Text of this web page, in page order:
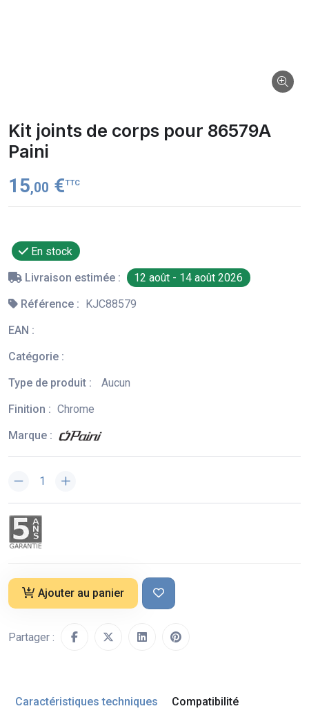
Kit joints de corps pour 86579A
Paini
15,00 €TTC
En stock
Livraison estimée :
12 août - 14 août 2026
Référence : KJC88579
EAN :
Catégorie :
Type de produit :
Aucun
Finition : Chrome
Marque :
Ajouter au panier
Partager :
Caractéristiques techniques Compatibilité